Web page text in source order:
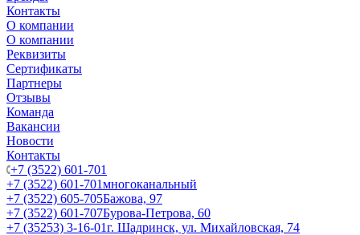
Контакты
О компании
О компании
Реквизиты
Сертификаты
Партнеры
Отзывы
Команда
Вакансии
Новости
Контакты
+7 (3522) 601-701
+7 (3522) 601-701многоканальный
+7 (3522) 605-705Бажова, 97
+7 (3522) 601-707Бурова-Петрова, 60
+7 (35253) 3-16-01г. Шадринск, ул. Михайловская, 74